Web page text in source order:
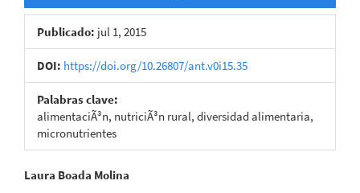
Publicado: jul 1, 2015
DOI: https://doi.org/10.26807/ant.v0i15.35
Palabras clave:
alimentaciÃ³n, nutriciÃ³n rural, diversidad alimentaria,
micronutrientes
Contenido
Laura Boada Molina